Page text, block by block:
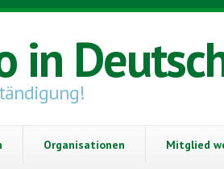
in
Organisationen Mitglied